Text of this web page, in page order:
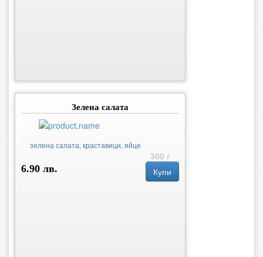
Зелена салатa
зелена салата, краставици, яйце
300 г
6.90 лв.
Купи